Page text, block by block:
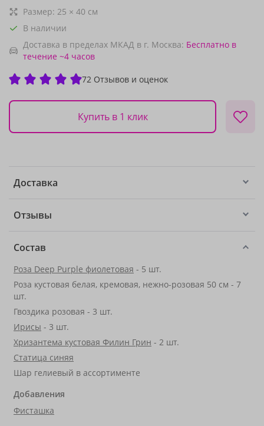
Размер: 25 × 40 см
В наличии
Доставка в пределах МКАД в г. Москва: Бесплатно в
течение ~4 часов
72 Отзывов и оценок
Купить в 1 клик
Доставка
Отзывы
Состав
Роза Deep Purple фиолетовая - 5 шт.
Роза кустовая белая, кремовая, нежно-розовая 50 см - 7
шт.
Гвоздика розовая - 3 шт.
Ирисы - 3 шт.
Хризантема кустовая Филин Грин - 2 шт.
Статица синяя
Шар гелиевый в ассортименте
Добавления
Фисташка